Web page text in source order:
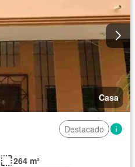
Casa
Destacado
264 m²